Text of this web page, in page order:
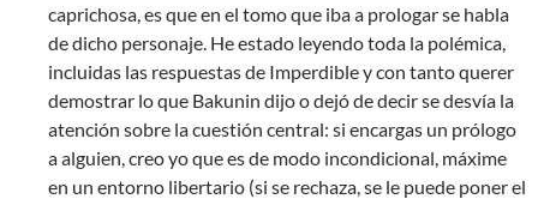
caprichosa, es que en el tomo que iba a prologar se habla
de dicho personaje. He estado leyendo toda la polémica,
incluidas las respuestas de Imperdible y con tanto querer
demostrar lo que Bakunin dijo o dejó de decir se desvía la
atención sobre la cuestión central: si encargas un prólogo
a alguien, creo yo que es de modo incondicional, máxime
en un entorno libertario (si se rechaza, se le puede poner el